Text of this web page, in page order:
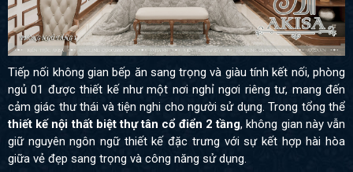
Tiếp nối không gian bếp ăn sang trọng và giàu tính kết nối, phòng
ngủ 01 được thiết kế như một nơi nghỉ ngơi riêng tư, mang đến
cảm giác thư thái và tiện nghi cho người sử dụng. Trong tổng thể
thiết kế nội thất biệt thự tân cổ điển 2 tầng, không gian này vẫn
giữ nguyên ngôn ngữ thiết kế đặc trưng với sự kết hợp hài hòa
giữa vẻ đẹp sang trọng và công năng sử dụng.